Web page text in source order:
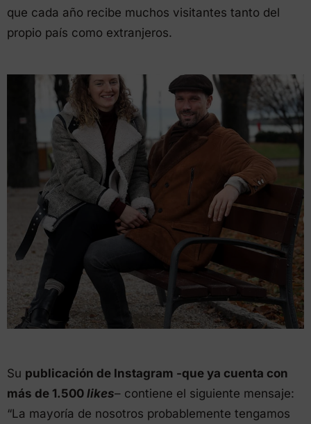
que cada año recibe muchos visitantes tanto del
propio país como extranjeros.
Su publicación de Instagram -que ya cuenta con
más de 1.500 likes– contiene el siguiente mensaje:
“La mayoría de nosotros probablemente tengamos